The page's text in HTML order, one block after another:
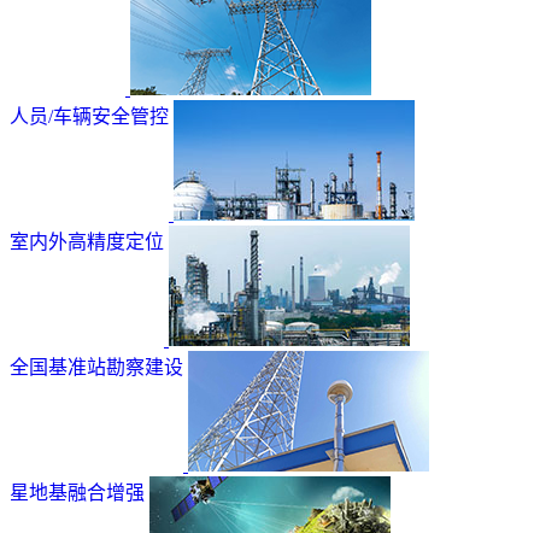
人员/车辆安全管控
室内外高精度定位
全国基准站勘察建设
星地基融合增强